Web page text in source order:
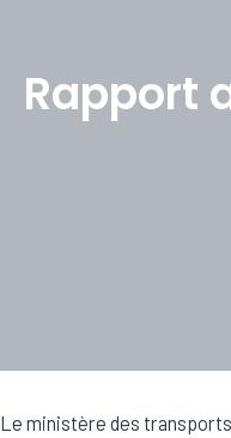
Rapport
Le ministère des transports